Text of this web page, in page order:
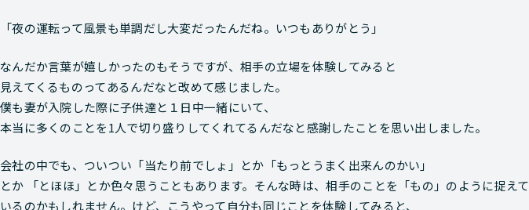
「夜の運転って風景も単調だし大変だったんだね。いつもありがとう」
なんだか言葉が嬉しかったのもそうですが、相手の立場を体験してみると
見えてくるものってあるんだなと改めて感じました。
僕も妻が入院した際に子供達と１日中一緒にいて、
本当に多くのことを1人で切り盛りしてくれてるんだなと感謝したことを思い出しました。
会社の中でも、ついつい「当たり前でしょ」とか「もっとうまく出来んのかい」
とか 「とほほ」とか色々思うこともあります。そんな時は、相手のことを「もの」のように捉えて
いるのかもしれません。けど、こうやって自分も同じことを体験してみると、